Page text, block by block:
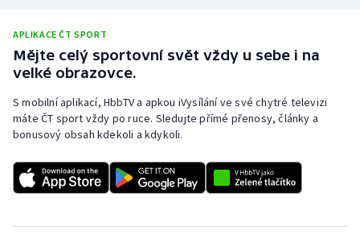
Ragby
Rychlobruslení
Rychlostní kanoistika
Short track
APLIKACE ČT SPORT
Mějte celý sportovní svět vždy u sebe i na
velké obrazovce.
S mobilní aplikací, HbbTV a apkou iVysílání ve své chytré televizi
máte ČT sport vždy po ruce. Sledujte přímé přenosy, články a
bonusový obsah kdekoli a kdykoli.